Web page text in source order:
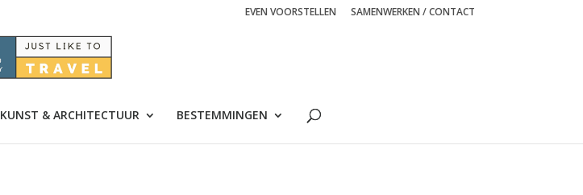
EVEN VOORSTELLEN SAMENWERKEN / CONTACT
KUNST & ARCHITECTUUR BESTEMMINGEN